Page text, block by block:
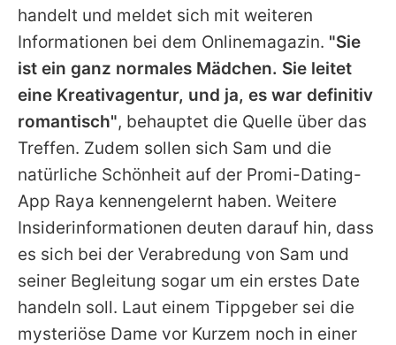
handelt und meldet sich mit weiteren
Informationen bei dem Onlinemagazin. "Sie
ist ein ganz normales Mädchen. Sie leitet
eine Kreativagentur, und ja, es war definitiv
romantisch", behauptet die Quelle über das
Treffen. Zudem sollen sich Sam und die
natürliche Schönheit auf der Promi-Dating-
App Raya kennengelernt haben. Weitere
Insiderinformationen deuten darauf hin, dass
es sich bei der Verabredung von Sam und
seiner Begleitung sogar um ein erstes Date
handeln soll. Laut einem Tippgeber sei die
mysteriöse Dame vor Kurzem noch in einer